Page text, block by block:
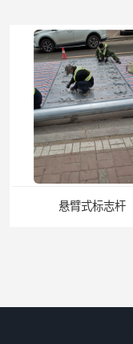
悬臂式标志杆